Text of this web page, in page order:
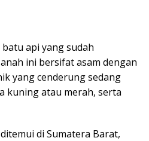
api yang sudah
ini bersifat asam dengan
yang cenderung sedang
kuning atau merah, serta
di Sumatera Barat,